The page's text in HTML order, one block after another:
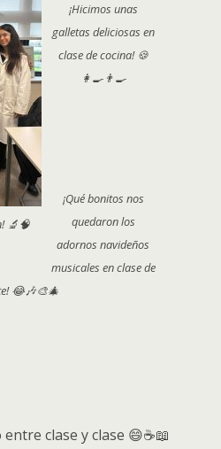
🔬🧠
¡Hicimos unas
galletas deliciosas en
clase de cocina! 🍪
👩‍🍳👨‍🍳
¡Qué bonitos nos
quedaron los
adornos navideños
musicales en clase de
😂🎶🎨🎄
clase y clase 😄☕📖